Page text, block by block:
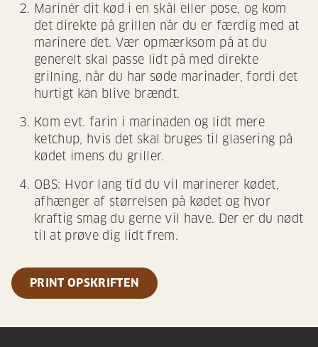
Marinér dit kød i en skål eller pose, og kom
det direkte på grillen når du er færdig med at
marinere det. Vær opmærksom på at du
generelt skal passe lidt på med direkte
grilning, når du har søde marinader, fordi det
hurtigt kan blive brændt.
Kom evt. farin i marinaden og lidt mere
ketchup, hvis det skal bruges til glasering på
kødet imens du griller.
OBS: Hvor lang tid du vil marinerer kødet,
afhænger af størrelsen på kødet og hvor
kraftig smag du gerne vil have. Der er du nødt
til at prøve dig lidt frem.
PRINT OPSKRIFTEN